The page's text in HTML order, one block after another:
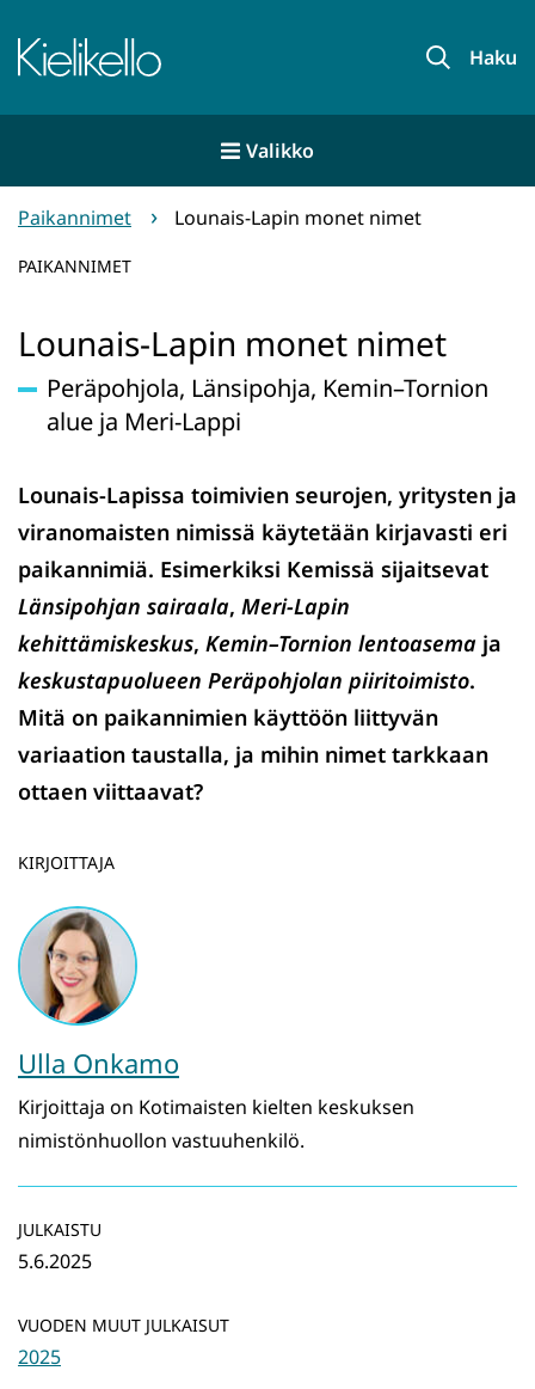
sisältöön
Etusivu Haku
Valikko
Paikannimet Lounais-Lapin monet nimet
PAIKANNIMET
Lounais-Lapin monet nimet
Peräpohjola, Länsipohja, Kemin–Tornion
alue ja Meri-Lappi
Lounais-Lapissa toimivien seurojen, yritysten ja
viranomaisten nimissä käytetään kirjavasti eri
paikannimiä. Esimerkiksi Kemissä sijaitsevat
Länsipohjan sairaala, Meri-Lapin
kehittämiskeskus, Kemin–Tornion lentoasema ja
keskustapuolueen Peräpohjolan piiritoimisto.
Mitä on paikannimien käyttöön liittyvän
variaation taustalla, ja mihin nimet tarkkaan
ottaen viittaavat?
KIRJOITTAJA
Ulla Onkamo
Kirjoittaja on Kotimaisten kielten keskuksen
nimistönhuollon vastuuhenkilö.
JULKAISTU
5.6.2025
VUODEN MUUT JULKAISUT
2025